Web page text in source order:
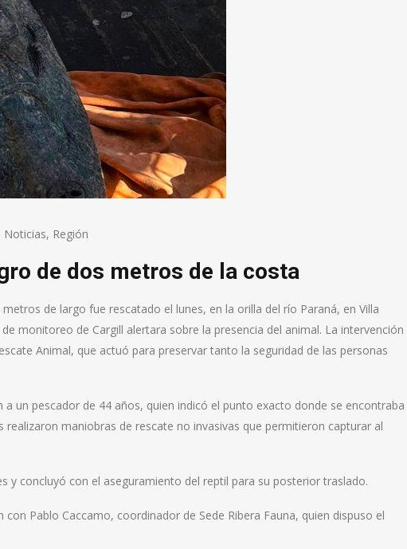
Noticias, Región
de dos metros de la costa
de largo fue rescatado el lunes, en la orilla del río Paraná, en Villa
monitoreo de Cargill alertara sobre la presencia del animal. La intervención
Animal, que actuó para preservar tanto la seguridad de las personas
un pescador de 44 años, quien indicó el punto exacto donde se encontraba
realizaron maniobras de rescate no invasivas que permitieron capturar al
y concluyó con el aseguramiento del reptil para su posterior traslado.
Pablo Caccamo, coordinador de Sede Ribera Fauna, quien dispuso el